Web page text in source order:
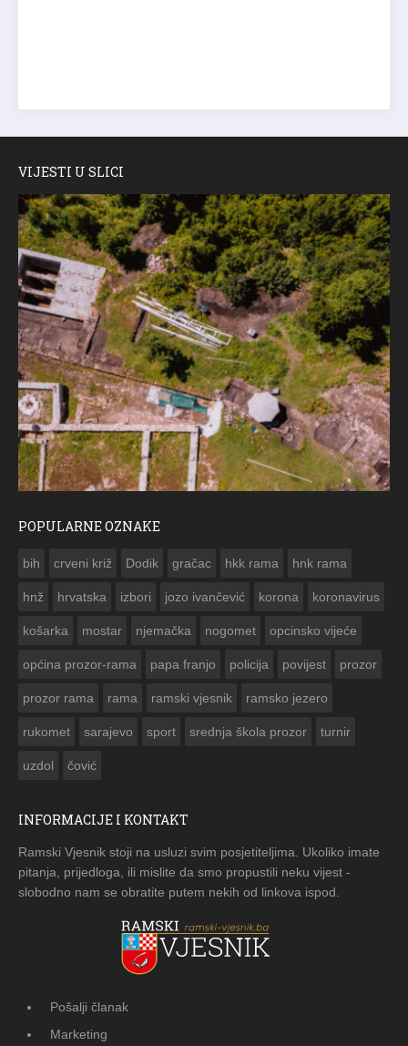
VIJESTI U SLICI
POPULARNE OZNAKE
bih crveni križ Dodik gračac hkk rama hnk rama
hnž hrvatska izbori jozo ivančević korona koronavirus
košarka mostar njemačka nogomet opcinsko vijeće
općina prozor-rama papa franjo policija povijest prozor
prozor rama rama ramski vjesnik ramsko jezero
rukomet sarajevo sport srednja škola prozor turnir
uzdol čović
INFORMACIJE I KONTAKT
Ramski Vjesnik stoji na usluzi svim posjetiteljima. Ukoliko imate
pitanja, prijedloga, ili mislite da smo propustili neku vijest -
slobodno nam se obratite putem nekih od linkova ispod.
Pošalji članak
Marketing